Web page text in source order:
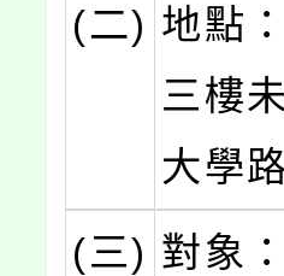
(二) 地點
三樓
大學
(三) 對象